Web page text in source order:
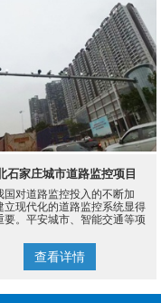
石家庄城市道路监控项目
国对道路监控投入的不断加
立现代化的道路监控系统显得
要。平安城市、智能交通等项
查看详情